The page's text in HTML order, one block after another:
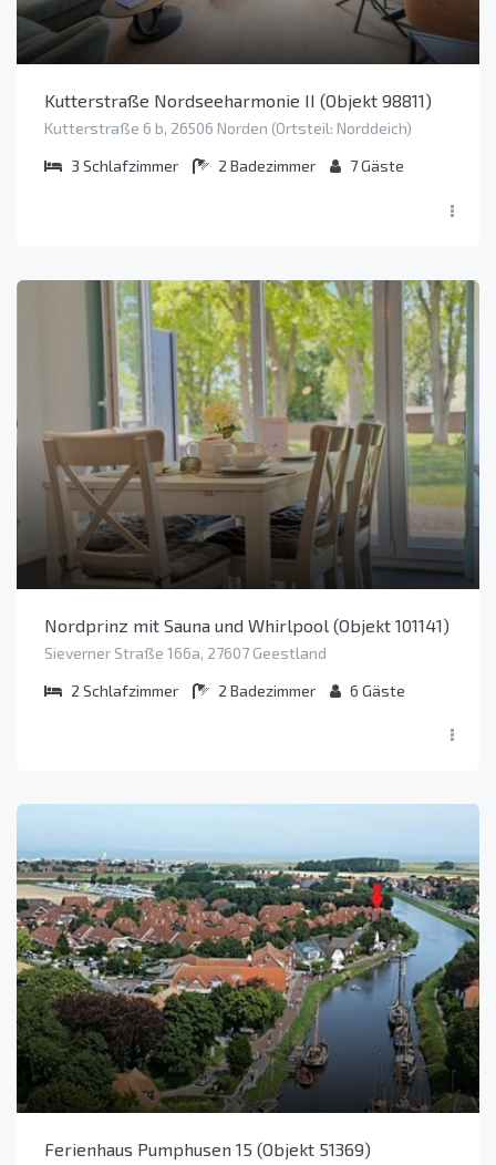
Kutterstraße Nordseeharmonie II (Objekt 98811)
Kutterstraße 6 b, 26506 Norden (Ortsteil: Norddeich)
3 Schlafzimmer 2 Badezimmer 7Gäste
Nordprinz mit Sauna und Whirlpool (Objekt 101141)
Sieverner Straße 166a, 27607 Geestland
2 Schlafzimmer 2 Badezimmer 6 Gäste
Ferienhaus Pumphusen 15 (Objekt 51369)